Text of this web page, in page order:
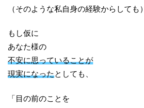
（そのような私自身の経験からしても）
もし仮に
あなた様の
不安に思っていることが
現実になったとしても、
「目の前のことを